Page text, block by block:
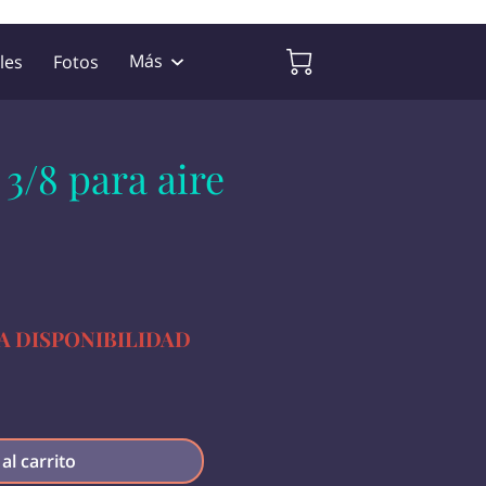
Fotos
Más
8 para aire
DISPONIBILIDAD
carrito